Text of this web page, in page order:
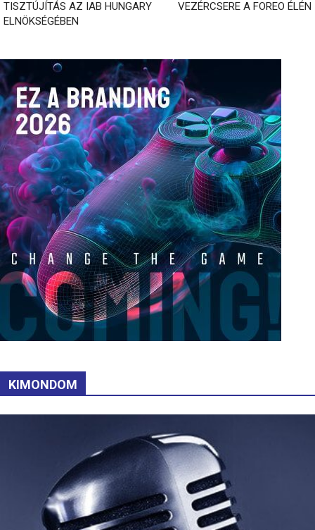
TISZTÚJÍTÁS AZ IAB HUNGARY
ELNÖKSÉGÉBEN
VEZÉRCSERE A FOREO ÉLÉN
KIMONDOM